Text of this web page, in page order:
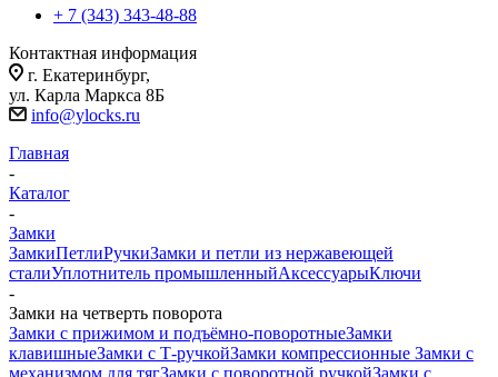
+ 7 (343) 343-48-88
Контактная информация
г. Екатеринбург,
ул. Карла Маркса 8Б
info@ylocks.ru
Главная
-
Каталог
-
Замки
ЗамкиПетлиРучкиЗамки и петли из нержавеющей
сталиУплотнитель промышленныйАксессуарыКлючи
-
Замки на четверть поворота
Замки с прижимом и подъёмно-поворотныеЗамки
клавишныеЗамки с Т-ручкойЗамки компрессионные Замки с
механизмом для тягЗамки с поворотной ручкойЗамки с